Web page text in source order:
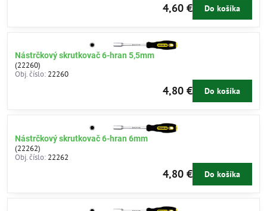
4,60 € Do košíka
Nástrčkový skrutkovač 6-hran 5,5mm
(22260)
Obj. číslo: 22260
4,80 € Do košíka
Nástrčkový skrutkovač 6-hran 6mm
(22262)
Obj. číslo: 22262
4,80 € Do košíka